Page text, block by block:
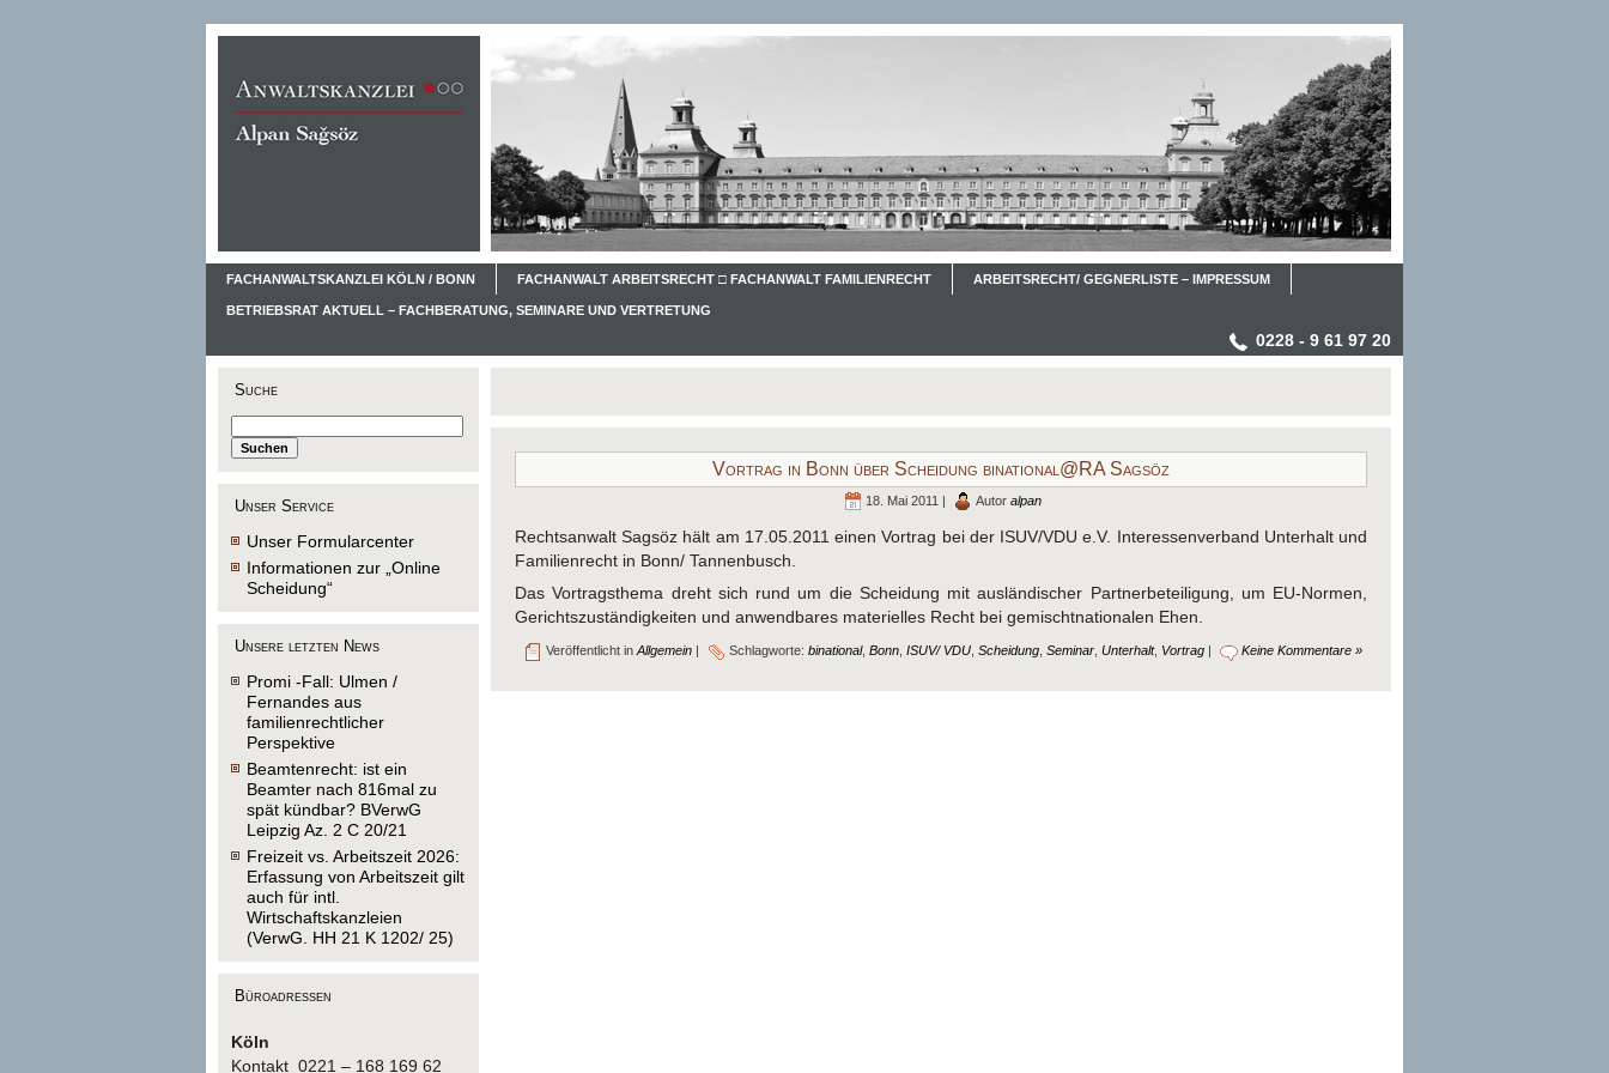
FACHANWALTSKANZLEI KÖLN / BONN FACHANWALT ARBEITSRECHT □ FACHANWALT FAMILIENRECHT ARBEITSRECHT/ GEGNERLISTE – IMPRESSUM
BETRIEBSRAT AKTUELL – FACHBERATUNG, SEMINARE UND VERTRETUNG
0228 - 9 61 97 20
Suche
Unser Service
Unser Formularcenter
Informationen zur „Online
Scheidung“
Unsere letzten News
Promi -Fall: Ulmen /
Fernandes aus
familienrechtlicher
Perspektive
Beamtenrecht: ist ein
Beamter nach 816mal zu
spät kündbar? BVerwG
Leipzig Az. 2 C 20/21
Freizeit vs. Arbeitszeit 2026:
Erfassung von Arbeitszeit gilt
auch für intl.
Wirtschaftskanzleien
(VerwG. HH 21 K 1202/ 25)
Büroadressen
Köln
Kontakt 0221 – 168 169 62
Vortrag in Bonn über Scheidung binational@RA Sagsöz
18. Mai 2011 | Autor alpan
Rechtsanwalt Sagsöz hält am 17.05.2011 einen Vortrag bei der ISUV/VDU e.V. Interessenverband Unterhalt und
Familienrecht in Bonn/ Tannenbusch.
Das Vortragsthema dreht sich rund um die Scheidung mit ausländischer Partnerbeteiligung, um EU-Normen,
Gerichtszuständigkeiten und anwendbares materielles Recht bei gemischtnationalen Ehen.
Veröffentlicht inAllgemein Schlagworte: binational, Bonn, ISUV/ VDU, Scheidung, Seminar, Unterhalt, Vortrag Keine Kommentare »